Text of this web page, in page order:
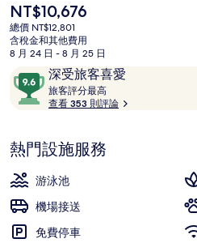
目
前
的
價
是
NT$10,676
NT$10,676
總價 NT$12,801
含稅金和其他費用
8 月 24 日 - 8 月 25 日
評
論
深受旅客喜愛
9.6
分，
滿
10，
深
受
旅
客
喜
旅客評分最高
客
查看 353 則評論
熱門設施服務
游泳池
機場接送
免費停車